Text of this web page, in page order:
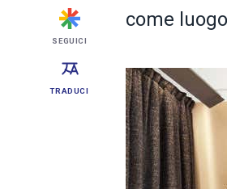
SEGUICI
TRADUCI
come